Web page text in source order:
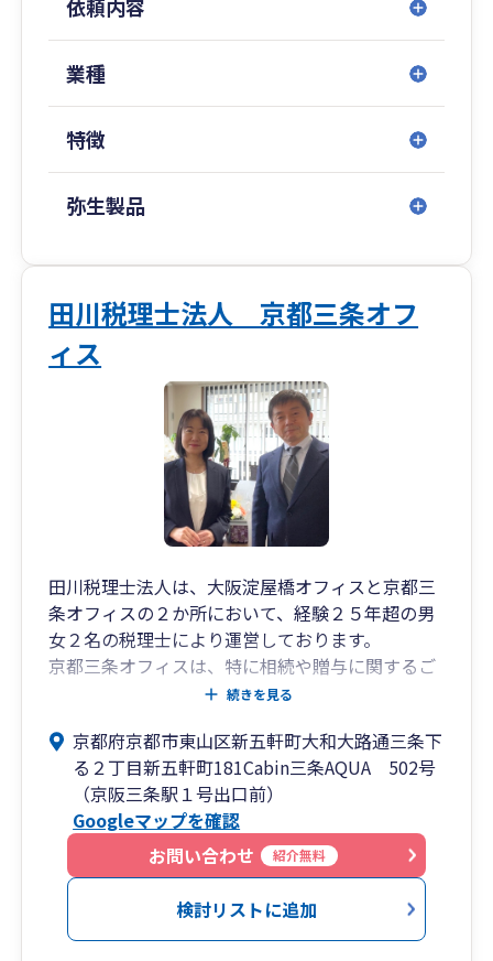
ことが可能です。
一度会わないと不安な方は、ご連絡のうえ、当社
までお越しください。
でご安心ください。
京都やその周辺の方のほか、全国どこからでも対
応可能です。
依頼内容
業種
特徴
弥生製品
田川税理士法人 京都三条オフ
ィス
田川税理士法人は、大阪淀屋橋オフィスと京都三
条オフィスの２か所において、経験２５年超の男
女２名の税理士により運営しております。
京都三条オフィスは、特に相続や贈与に関するご
相談や申告、個人事業や不動産オーナー、中小企
ャルプランニング業務等を中心業務としておりま
す。
お客様やご家族の事業、人生設計、お金の問題な
ど、様々なご相談に対応いたします。
弁護士、司法書士、社労士、弁理士、その他各種
士業、専門家との連携もございますので、安心し
てお任せください。
鴨川沿い、三条京阪駅１番出口すぐ、バスターミ
続きを見る
京都府京都市東山区新五軒町大和大路通三条下
る２丁目新五軒町181Cabin三条AQUA 502号
（京阪三条駅１号出口前）
Googleマップを確認
お問い合わせ
紹介無料
検討リストに追加